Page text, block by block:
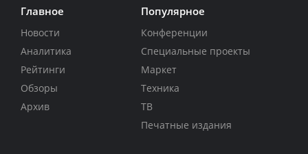
Главное
Новости
Аналитика
Рейтинги
Обзоры
Архив
Популярное
Конференции
Специальные проекты
Маркет
Техника
ТВ
Печатные издания